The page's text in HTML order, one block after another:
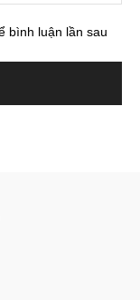
bình luận lần sau